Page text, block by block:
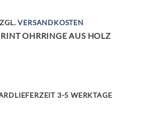
VERSANDKOSTEN
OHRRINGE AUS HOLZ
3-5 WERKTAGE